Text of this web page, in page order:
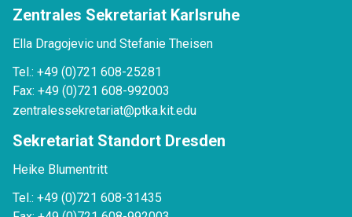
Zentrales Sekretariat Karlsruhe
Ella Dragojevic und Stefanie Theisen
Tel.: +49 (0)721 608-25281
Fax: +49 (0)721 608-992003
zentralessekretariat@ptka.kit.edu
Sekretariat Standort Dresden
Heike Blumentritt
Tel.: +49 (0)721 608-31435